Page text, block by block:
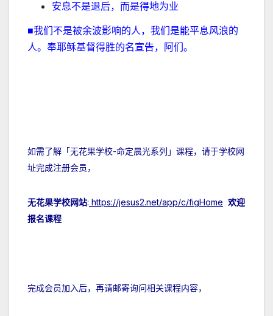
安息不是退后，而是得地为业
■我们不是被余波影响的人，我们是能平息风浪的
人。奉耶稣基督得胜的名宣告，阿们。
如需了解「无花果学校-命定晨光系列」课程，请于学校网
址完成注册会员，
无花果学校网站: https://jesus2.net/app/c/figHome 欢迎
报名课程
完成会员加入后，再请邮寄询问相关课程内容，